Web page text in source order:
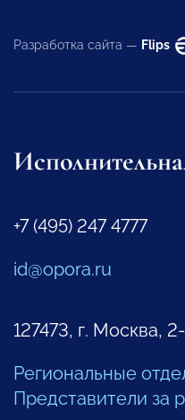
Разработка сайта — Flips
+7 (495) 247 4777
id@opora.ru
127473, г. Москва,
Региональные
Представители за